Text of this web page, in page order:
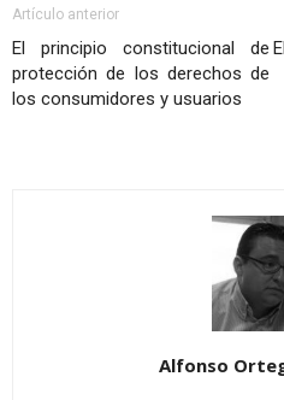
Artículo anterior
El principio constitucional de
protección de los derechos de
los consumidores y usuarios
Alfonso